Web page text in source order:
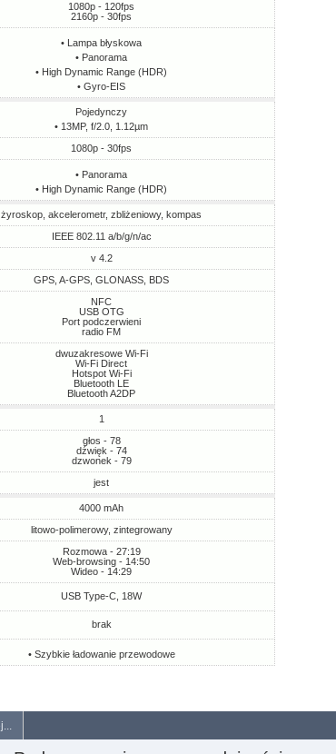
1080p - 120fps
2160p - 30fps
• Lampa błyskowa
• Panorama
• High Dynamic Range (HDR)
• Gyro-EIS
Pojedynczy
• 13MP, f/2.0, 1.12µm
1080p - 30fps
• Panorama
• High Dynamic Range (HDR)
żyroskop, akcelerometr, zbliżeniowy, kompas
IEEE 802.11 a/b/g/n/ac
v 4.2
GPS, A-GPS, GLONASS, BDS
NFC
USB OTG
Port podczerwieni
radio FM
dwuzakresowe Wi-Fi
Wi-Fi Direct
Hotspot Wi-Fi
Bluetooth LE
Bluetooth A2DP
1
głos - 78
dźwięk - 74
dzwonek - 79
jest
4000 mAh
litowo-polimerowy, zintegrowany
Rozmowa - 27:19
Web-browsing - 14:50
Wideo - 14:29
USB Type-C, 18W
brak
• Szybkie ładowanie przewodowe